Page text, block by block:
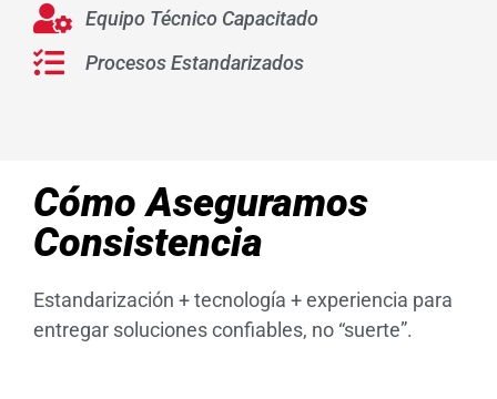
Equipo Técnico Capacitado
Procesos Estandarizados
Cómo Aseguramos
Consistencia
Estandarización + tecnología + experiencia para
entregar soluciones confiables, no “suerte”.